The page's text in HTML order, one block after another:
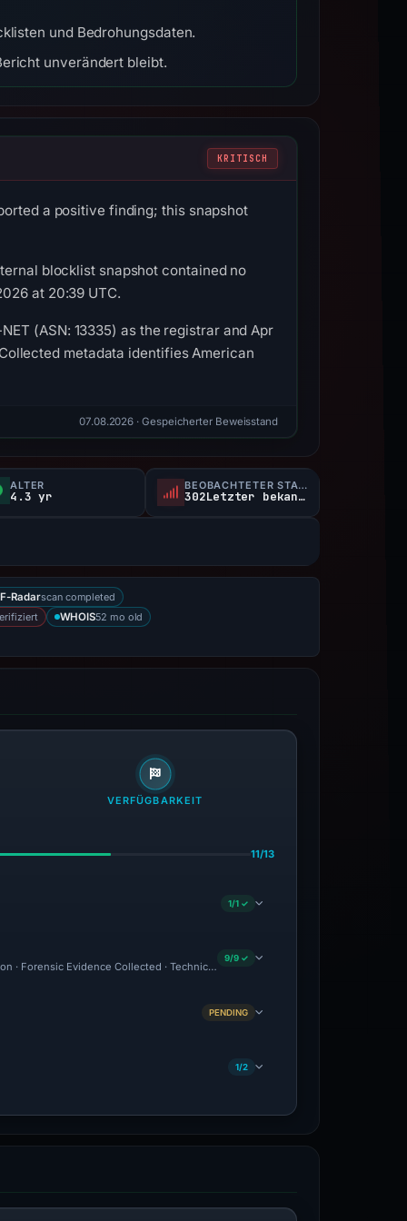
und Bedrohungsdaten.
unverändert bleibt.
KRITISCH
a positive finding; this snapshot
blocklist snapshot contained no
at 20:39 UTC.
(ASN: 13335) as the registrar and Apr
metadata identifies American
07.08.2026 · Gespeicherter Beweisstand
ALTER
4.3 yr
BEOBACHTETER STATUS
302Letzter bekanntermaßen aktiv
Radarscan completed
WHOIS52 mo old
VERFÜGBARKEIT
11/13
1/1 ✓
· Forensic Evidence Collected · Technical Analysis Recorded
9/9 ✓
PENDING
1/2